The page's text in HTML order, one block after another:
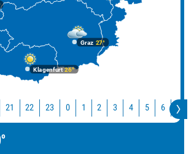
Graz 27°
Klagenfurt26°
21 22 23 0 1 2 3 4 5 6 7